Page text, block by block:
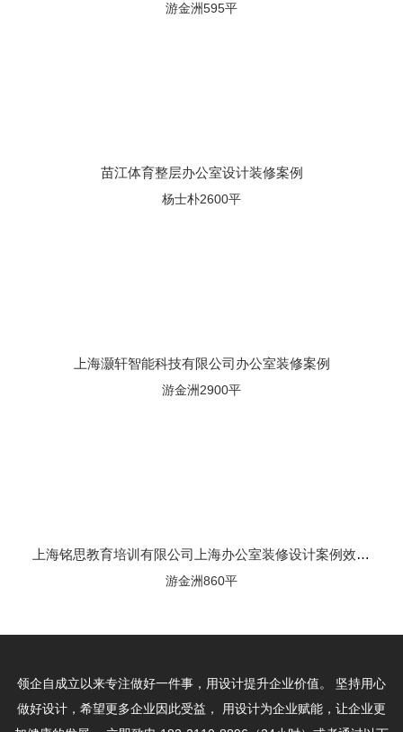
游金洲595平
苗江体育整层办公室设计装修案例
杨士朴2600平
上海灏轩智能科技有限公司办公室装修案例
游金洲2900平
上海铭思教育培训有限公司上海办公室装修设计案例效果图
游金洲860平
领企自成立以来专注做好一件事，用设计提升企业价值。
坚持用心
做好设计，希望更多企业因此受益，
用设计为企业赋能，让企业更